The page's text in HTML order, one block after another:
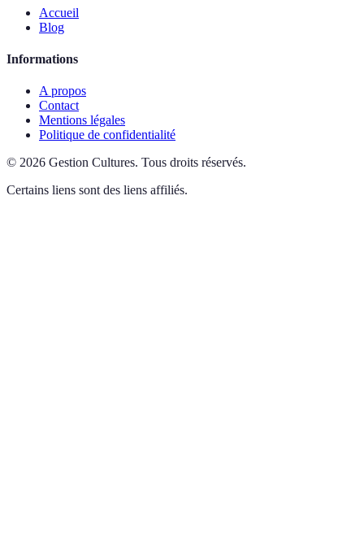
Accueil
Blog
Informations
A propos
Contact
Mentions légales
Politique de confidentialité
© 2026 Gestion Cultures. Tous droits réservés.
Certains liens sont des liens affiliés.